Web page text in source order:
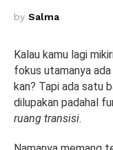
by Salma
Kalau kamu lagi
fokus utamanya
kan? Tapi ada satu
dilupakan padahal
ruang transisi.